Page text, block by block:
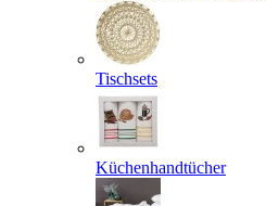
Tischsets
Küchenhandtücher